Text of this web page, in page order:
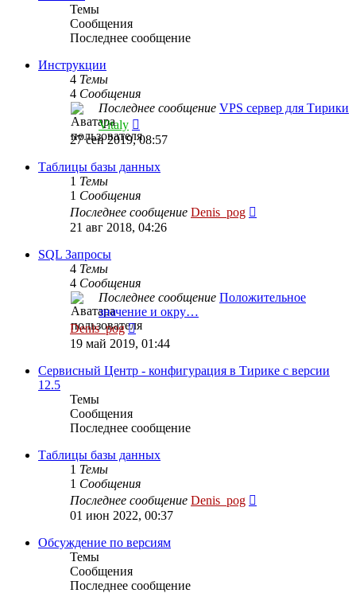
Темы
Сообщения
Последнее сообщение
Инструкции
4 Темы
4 Сообщения
Последнее сообщение VPS сервер для Тирики
Vitaly
к
сообщению
27 сен 2019, 08:57
Таблицы базы данных
1 Темы
1 Сообщения
Последнее сообщение Denis_pog
21 авг 2018, 04:26
SQL Запросы
4 Темы
4 Сообщения
Последнее сообщение Положительное
значение и окру…
Denis_pog
Перейти
последнему
сообщению
19 май 2019, 01:44
Сервисный Центр - конфигурация в Тирике с версии
12.5
Темы
Сообщения
Последнее сообщение
Таблицы базы данных
1 Темы
1 Сообщения
Последнее сообщение Denis_pog
01 июн 2022, 00:37
Обсуждение по версиям
Темы
Сообщения
Последнее сообщение